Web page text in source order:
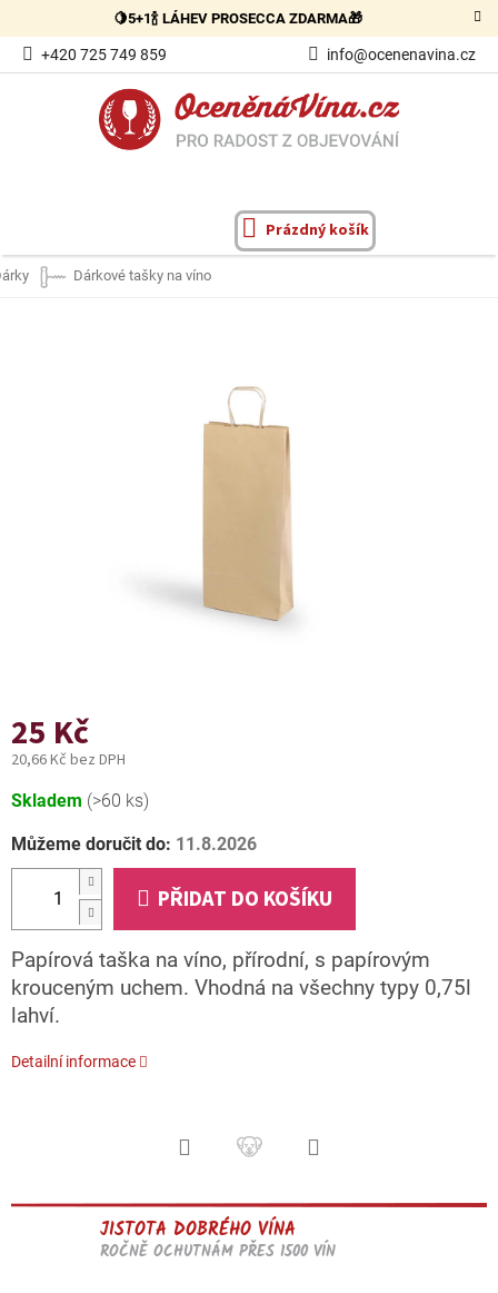
obsah
🍋5+1🍾 LÁHEV PROSECCA ZDARMA🎁
+420 725 749 859 info@ocenenavina.cz
NÁKUPNÍ
Prázdný košík
Dárkové tašky na víno
25 Kč
20,66 Kč bez DPH
Měrná
Skladem (>60 ks)
Můžeme doručit do: 11.8.2026
PŘIDAT DO KOŠÍKU
Papírová taška na víno, přírodní, s papírovým
krouceným uchem. Vhodná na všechny typy 0,75l
lahví.
Detailní informace
JISTOTA DOBRÉHO VÍNA
ROČNĚ OCHUTNÁM PŘES 1500 VÍN